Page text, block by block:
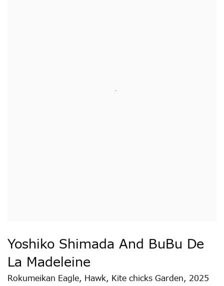
Yoshiko Shimada And BuBu De
La Madeleine
Rokumeikan Eagle, Hawk, Kite chicks Garden, 2025